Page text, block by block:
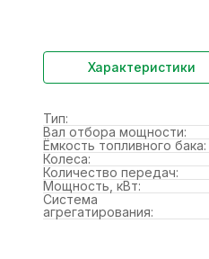
Характеристики
Тип:
Вал отбора мощности:
Ёмкость топливного бака:
Колеса:
Количество передач:
Мощность, кВт:
Система
агрегатирования: